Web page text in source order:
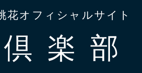
花オフィシャルサイト
楽部